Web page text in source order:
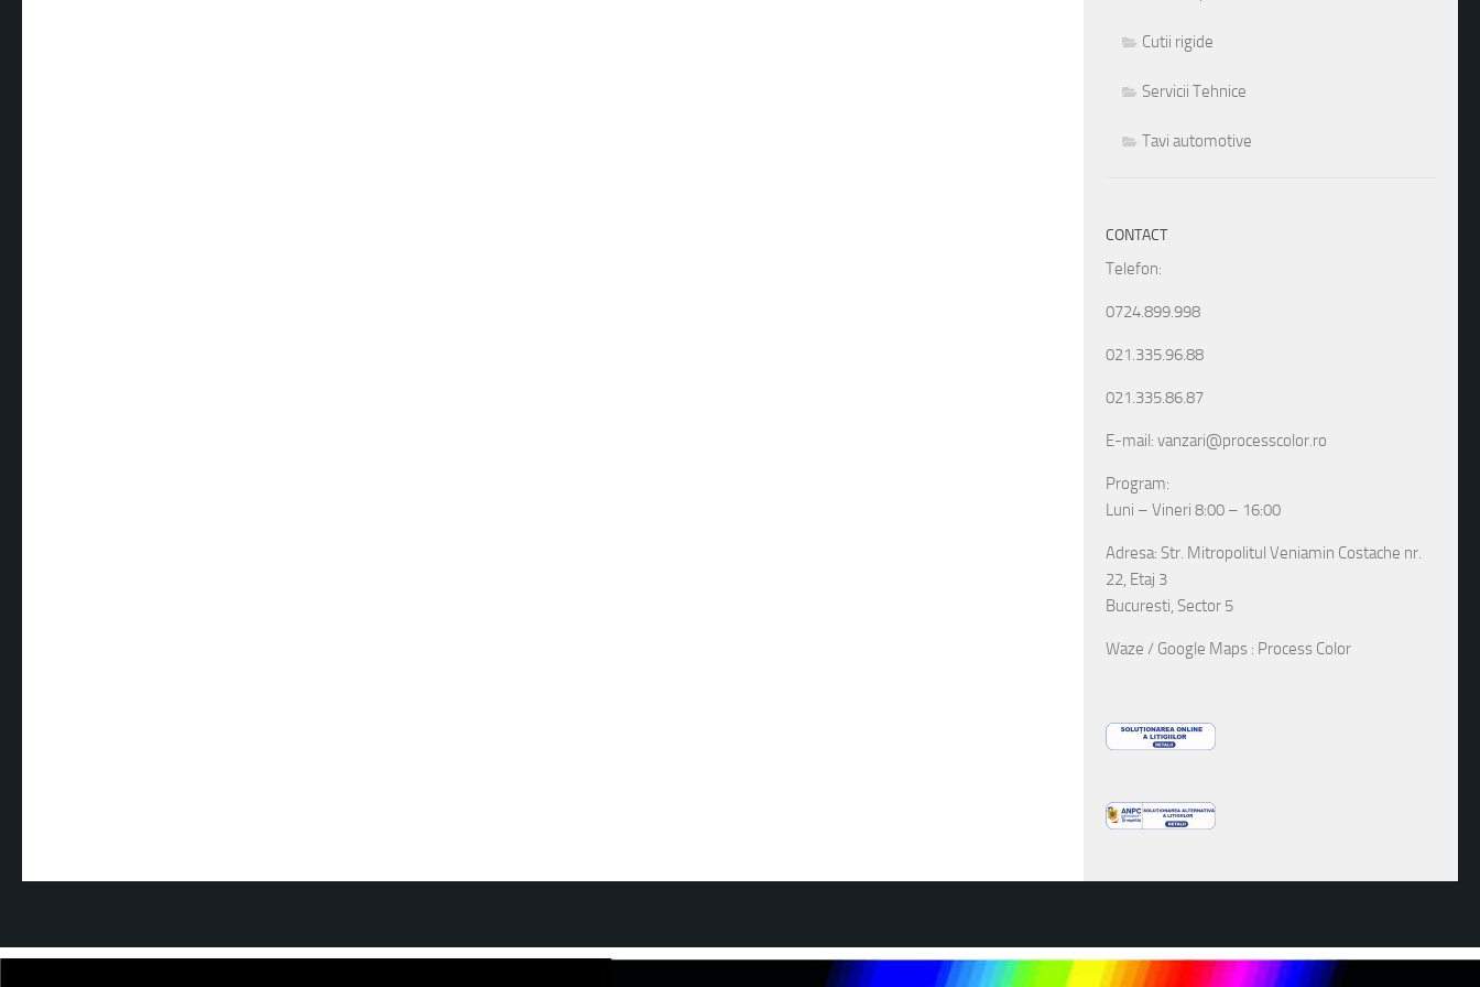
Cutii rigide
Servicii Tehnice
Tavi automotive
CONTACT
Telefon:
0724.899.998
021.335.96.88
021.335.86.87
E-mail: vanzari@processcolor.ro
Program:
Luni – Vineri 8:00 – 16:00
Adresa: Str. Mitropolitul Veniamin Costache nr.
22, Etaj 3
Bucuresti, Sector 5
Waze / Google Maps : Process Color